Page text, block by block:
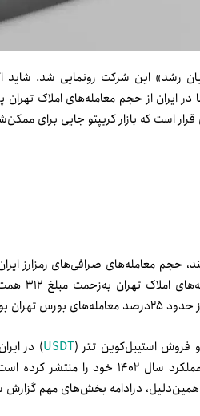
رویداد «جریان رشد» این شرکت رونمایی
در ایران از حجم معامله‌های املاک
است که بازار کریپتو جایی برای
(همت)
بود.
و فروش استیبل‌کوین تتر (USDT) در
خود کرده است. به‌تازگی، تترلند گزارش
بخش‌های مهم گزارش سال ۱۴۰۲ تترلند را مرور